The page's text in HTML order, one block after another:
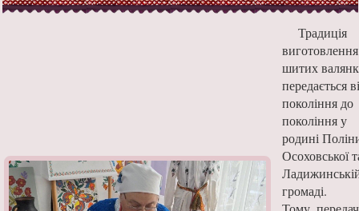
Традиція
виготовлення
шитих
передається
покоління до
покоління у
родині
Осоховської
громаді.